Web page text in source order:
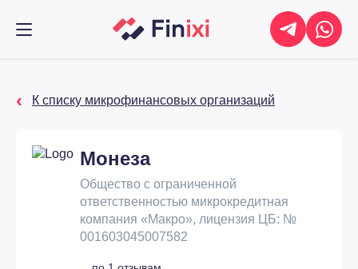
К списку микрофинансовых организаций
Монеза
Общество с ограниченной
ответственностью микрокредитная
компания «Макро», лицензия ЦБ: №
001603045007582